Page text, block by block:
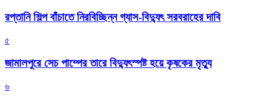
রপ্তানি শিল্প বাঁচাতে নিরবিচ্ছিন্ন গ্যাস-বিদ্যুৎ সরবরাহের দাবি
৫
জামালপুরে সেচ পাম্পের তারে বিদ্যুৎস্পষ্ট হয়ে কৃষকের মৃত্যু
৬